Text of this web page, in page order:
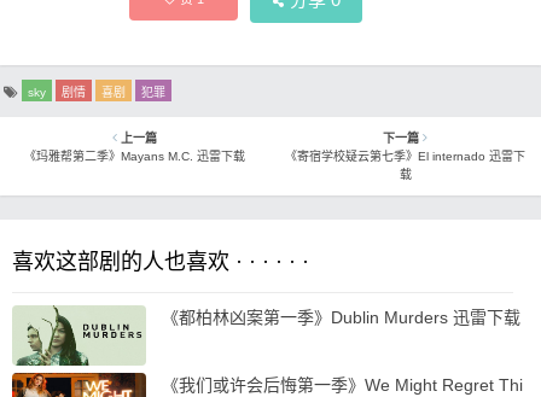
sky 剧情 喜剧 犯罪
上一篇
《玛雅帮第二季》Mayans M.C. 迅雷下载
下一篇
《寄宿学校疑云第七季》El internado 迅雷下
载
喜欢这部剧的人也喜欢 · · · · · ·
《都柏林凶案第一季》Dublin Murders 迅雷下载
《我们或许会后悔第一季》We Might Regret Thi